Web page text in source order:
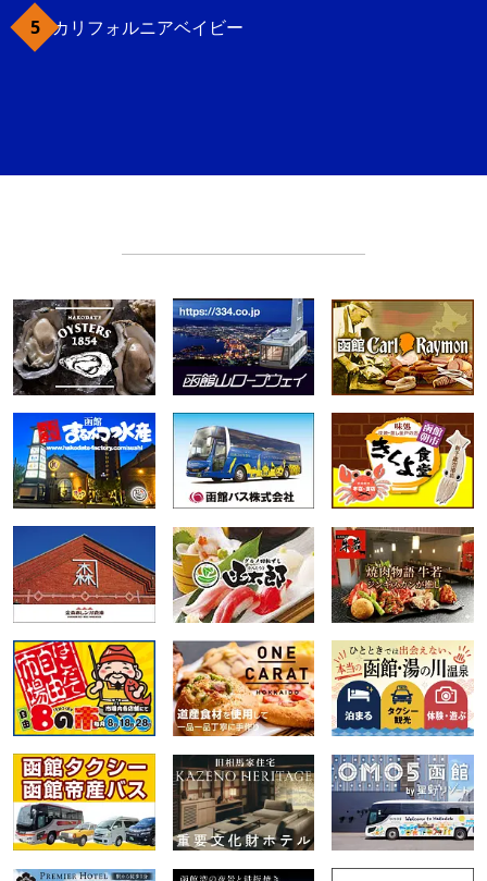
カリフォルニアベイビー